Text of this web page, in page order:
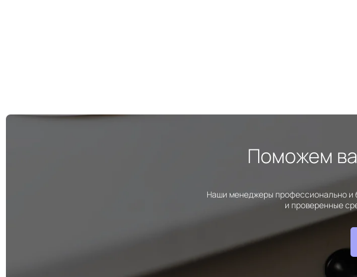
Поможем
Наши менеджеры профессионально и
и проверенные